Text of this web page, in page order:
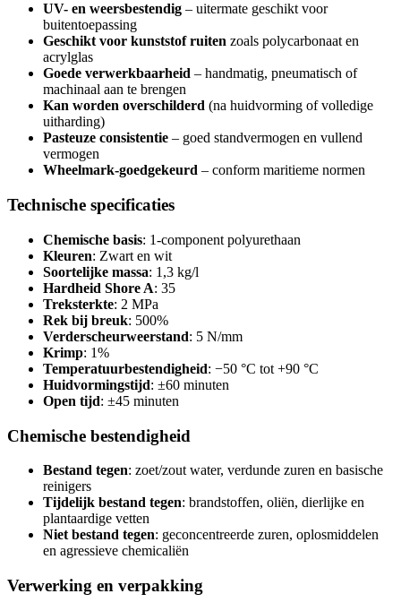
UV- en weersbestendig – uitermate geschikt voor
buitentoepassing
Geschikt voor kunststof ruiten zoals polycarbonaat en
acrylglas
Goede verwerkbaarheid – handmatig, pneumatisch of
machinaal aan te brengen
Kan worden overschilderd (na huidvorming of volledige
uitharding)
Pasteuze consistentie – goed standvermogen en vullend
vermogen
Wheelmark-goedgekeurd – conform maritieme normen
Technische specificaties
Chemische basis: 1-component polyurethaan
Kleuren: Zwart en wit
Soortelijke massa: 1,3 kg/l
Hardheid Shore A: 35
Treksterkte: 2 MPa
Rek bij breuk: 500%
Verderscheurweerstand: 5 N/mm
Krimp: 1%
Temperatuurbestendigheid: −50 °C tot +90 °C
Huidvormingstijd: ±60 minuten
Open tijd: ±45 minuten
Chemische bestendigheid
Bestand tegen: zoet/zout water, verdunde zuren en basische
reinigers
Tijdelijk bestand tegen: brandstoffen, oliën, dierlijke en
plantaardige vetten
Niet bestand tegen: geconcentreerde zuren, oplosmiddelen
en agressieve chemicaliën
Verwerking en verpakking